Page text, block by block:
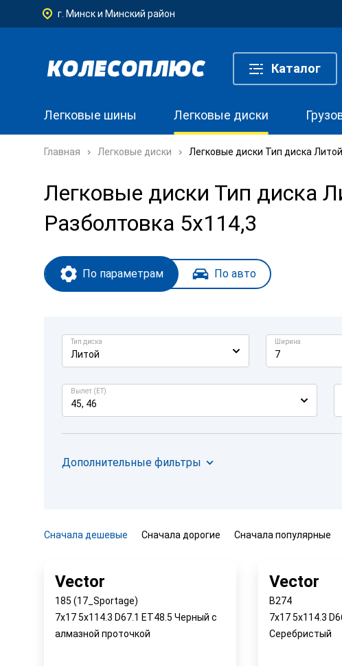
г. Минск и Минский район
Каталог
Легковые шины Легковые диски
Главная Легковые диски Легковые диски Тип диска
Легковые диски Тип диска
Разболтовка 5x114,3
По параметрам По авто
Тип диска
Литой
Ширина
7
Вылет (ET)
45, 46
Дополнительные фильтры
Сначала дешевые Сначала дорогие Сначала популярные
Vector
185 (17_Sportage)
7x17 5x114.3 D67.1 ET48.5 Черный с
алмазной проточкой
Vector
B274
7x17 5x114.3
Серебристый